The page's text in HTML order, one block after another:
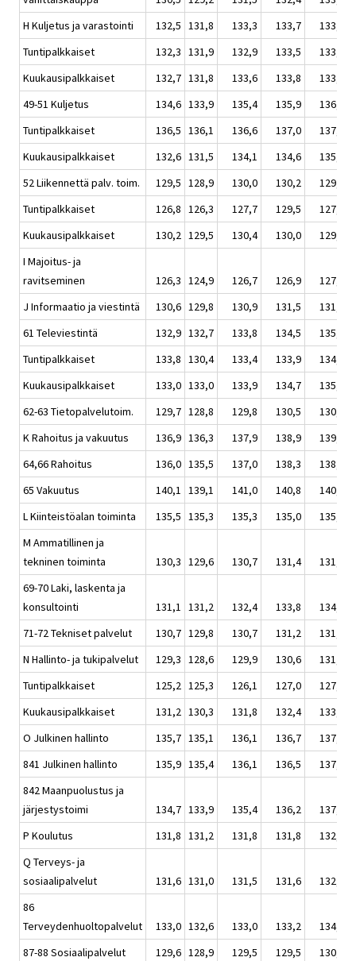
H Kuljetus ja varastointi
132,5 131,8 133,3 133,7
133,8
Tuntipalkkaiset
132,3 131,9 132,9 133,5
133,8
Kuukausipalkkaiset
132,7 131,8 133,6 133,8
133,9
49-51 Kuljetus
134,6 133,9 135,4 135,9
136,6
Tuntipalkkaiset
136,5 136,1 136,6 137,0
137,7
Kuukausipalkkaiset
132,6 131,5 134,1 134,6
135,2
52 Liikennettä palv. toim.
129,5 128,9 130,0 130,2
129,1
Tuntipalkkaiset
126,8 126,3 127,7 129,5
127,5
Kuukausipalkkaiset
130,2 129,5 130,4 130,0
129,3
I Majoitus- ja
ravitseminen
126,3 124,9 126,7 126,9
127,5
J Informaatio ja viestintä
130,6 129,8 130,9 131,5
131,8
61 Televiestintä
132,9 132,7 133,8 134,5
135,0
Tuntipalkkaiset
133,8 130,4 133,4 133,9
134,7
Kuukausipalkkaiset
133,0 133,0 133,9 134,7
135,2
62-63 Tietopalvelutoim.
129,7 128,8 129,8 130,5
130,7
K Rahoitus ja vakuutus
136,9 136,3 137,9 138,9
139,1
64,66 Rahoitus
136,0 135,5 137,0 138,3
138,9
65 Vakuutus
140,1 139,1 141,0 140,8
140,1
L Kiinteistöalan toiminta
135,5 135,3 135,3 135,0
135,0
M Ammatillinen ja
tekninen toiminta
130,3 129,6 130,7 131,4
131,9
69-70 Laki, laskenta ja
konsultointi
131,1 131,2 132,4 133,8
134,5
71-72 Tekniset palvelut
130,7 129,8 130,7 131,2
131,5
N Hallinto- ja tukipalvelut
129,3 128,6 129,9 130,6
131,4
Tuntipalkkaiset
125,2 125,3 126,1 127,0
127,5
Kuukausipalkkaiset
131,2 130,3 131,8 132,4
133,3
O Julkinen hallinto
135,7 135,1 136,1 136,7
137,8
841 Julkinen hallinto
135,9 135,4 136,1 136,5
137,5
842 Maanpuolustus ja
järjestystoimi
134,7 133,9 135,4 136,2
137,4
P Koulutus
131,8 131,2 131,8 131,8
132,4
Q Terveys- ja
sosiaalipalvelut
131,6 131,0 131,5 131,6
132,6
86
Terveydenhuoltopalvelut
133,0 132,6 133,0 133,2
134,2
87-88 Sosiaalipalvelut
129,6 128,9 129,5 129,5
130,5